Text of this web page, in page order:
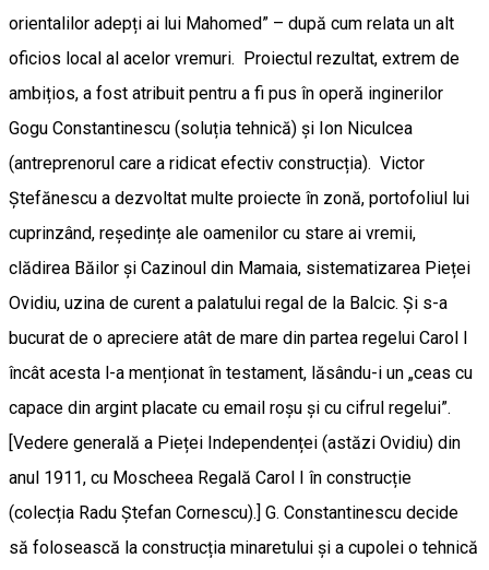
orientalilor adepți ai lui Mahomed” – după cum relata un alt
oficios local al acelor vremuri. Proiectul rezultat, extrem de
ambițios, a fost atribuit pentru a fi pus în operă inginerilor
Gogu Constantinescu (soluția tehnică) și Ion Niculcea
(antreprenorul care a ridicat efectiv construcția). Victor
Ștefănescu a dezvoltat multe proiecte în zonă, portofoliul lui
cuprinzând, reședințe ale oamenilor cu stare ai vremii,
clădirea Băilor și Cazinoul din Mamaia, sistematizarea Pieței
Ovidiu, uzina de curent a palatului regal de la Balcic. Și s-a
bucurat de o apreciere atât de mare din partea regelui Carol I
încât acesta l-a menționat în testament, lăsându-i un „ceas cu
capace din argint placate cu email roșu și cu cifrul regelui”.
[Vedere generală a Pieței Independenței (astăzi Ovidiu) din
anul 1911, cu Moscheea Regală Carol I în construcție
(colecția Radu Ștefan Cornescu).] G. Constantinescu decide
să folosească la construcția minaretului și a cupolei o tehnică